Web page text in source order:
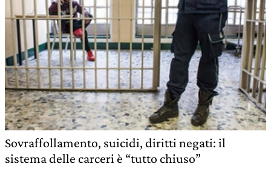
Sovraffollamento, suicidi, diritti negati: il
sistema delle carceri è “tutto chiuso”